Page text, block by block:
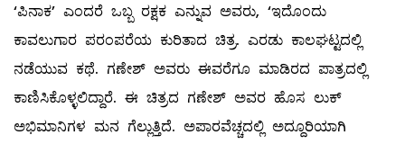
‘ಪಿನಾಕ’ ಎಂದರೆ ಒಬ್ಬ ರಕ್ಷಕ ಎನ್ನುವ ಅವರು, ‘ಇದೊಂದು
ಕಾವಲುಗಾರ ಪರಂಪರೆಯ ಕುರಿತಾದ ಚಿತ್ರ. ಎರಡು ಕಾಲಘಟ್ಟದಲ್ಲಿ
ನಡೆಯುವ ಕಥೆ. ಗಣೇಶ್ ಅವರು ಈವರೆಗೂ ಮಾಡಿರದ ಪಾತ್ರದಲ್ಲಿ
ಕಾಣಿಸಿಕೊಳ್ಳಲಿದ್ದಾರೆ. ಈ ಚಿತ್ರದ ಗಣೇಶ್ ಅವರ ಹೊಸ ಲುಕ್
ಅಭಿಮಾನಿಗಳ ಮನ ಗೆಲ್ಲುತ್ತಿದೆ. ಅಪಾರವೆಚ್ಚದಲ್ಲಿ ಅದ್ದೂರಿಯಾಗಿ